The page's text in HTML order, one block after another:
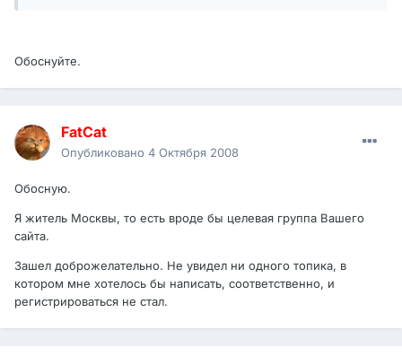
Обоснуйте.
FatCat
Опубликовано 4 Октября 2008
Обосную.
Я житель Москвы, то есть вроде бы целевая группа Вашего
сайта.
Зашел доброжелательно. Не увидел ни одного топика, в
котором мне хотелось бы написать, соответственно, и
регистрироваться не стал.